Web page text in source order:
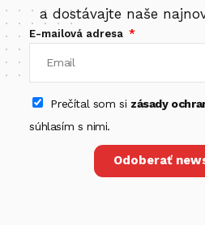
a dostávajte naše
E-mailová adresa
Prečítal som si zásady
súhlasím s nimi.
Odoberať